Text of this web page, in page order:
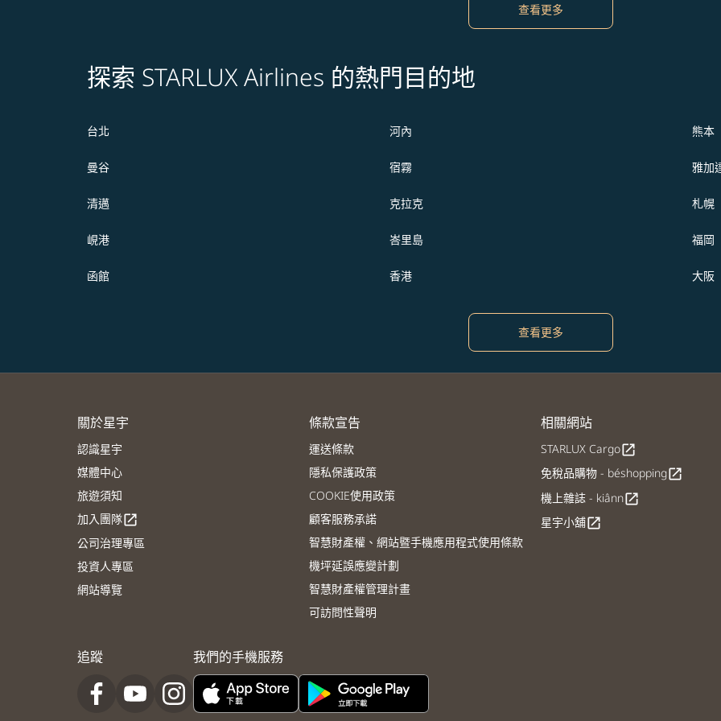
查看更多
探索 STARLUX Airlines 的熱門目的地
台北 河內 熊本
曼谷 宿霧 雅加
清邁 克拉克 札幌
峴港 峇里島 福岡
函館 香港 大阪
查看更多
關於星宇
認識星宇
媒體中心
旅遊須知
加入團隊open_in_new
公司治理專區
投資人專區
網站導覽
條款宣告
運送條款
隱私保護政策
COOKIE使用政策
顧客服務承諾
智慧財產權、網站暨手機應用程式使用條款
機坪延誤應變計劃
智慧財產權管理計畫
可訪問性聲明
相關網站
STARLUX Cargoopen_in_new
免稅品購物 - béshoppingopen_in_new
機上雜誌 - kiânnopen_in_new
星宇小舖open_in_new
追蹤 我們的手機服務